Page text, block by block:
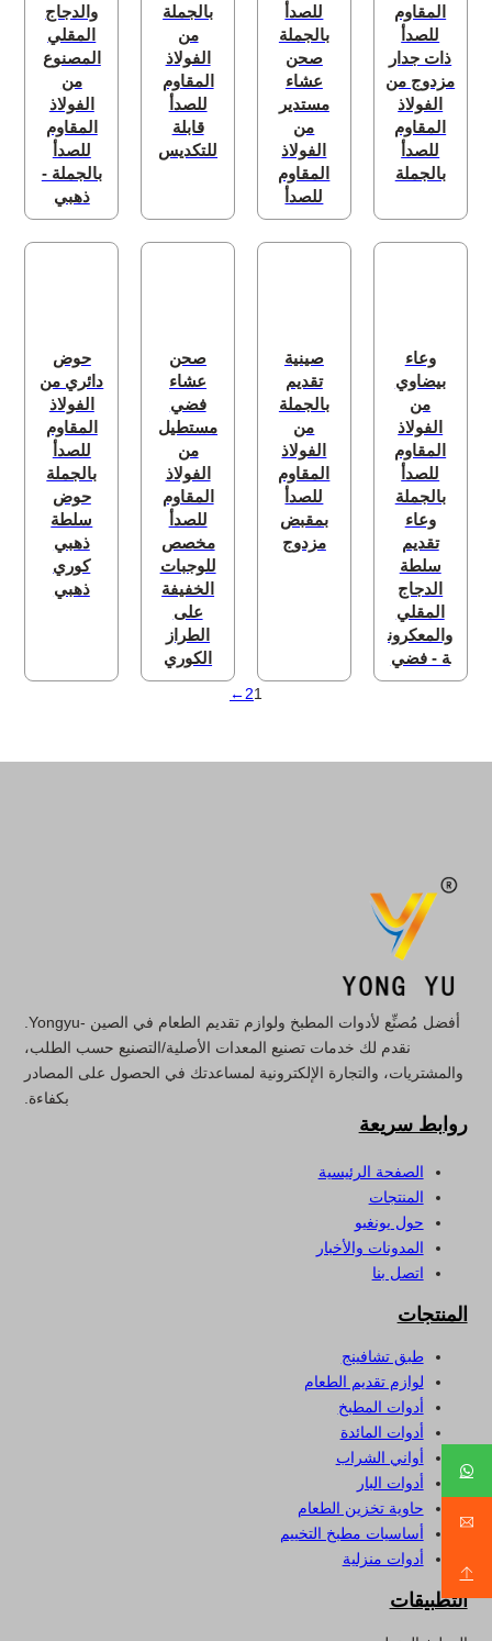
المقاوم
للصدأ
ذات جدار
مزدوج من
الفولاذ
المقاوم
للصدأ
بالجملة
للصدأ
بالجملة
صحن
عشاء
مستدير
من
الفولاذ
المقاوم
للصدأ
بالجملة
من
الفولاذ
المقاوم
للصدأ
قابلة
للتكديس
والدجاج
المقلي
المصنوع
من
الفولاذ
المقاوم
للصدأ
بالجملة -
ذهبي
وعاء
بيضاوي
من
الفولاذ
المقاوم
للصدأ
بالجملة
وعاء
تقديم
سلطة
الدجاج
المقلي
والمعكرون
ة - فضي
صينية
تقديم
بالجملة
من
الفولاذ
المقاوم
للصدأ
بمقبض
مزدوج
صحن
عشاء
فضي
مستطيل
من
الفولاذ
المقاوم
للصدأ
مخصص
للوجبات
الخفيفة
على
الطراز
الكوري
حوض
دائري من
الفولاذ
المقاوم
للصدأ
بالجملة
حوض
سلطة
ذهبي
كوري
ذهبي
1
2
→
أفضل مُصنِّع لأدوات المطبخ ولوازم تقديم الطعام في الصين -Yongyu.
نقدم لك خدمات تصنيع المعدات الأصلية/التصنيع حسب الطلب،
والمشتريات، والتجارة الإلكترونية لمساعدتك في الحصول على المصادر
بكفاءة.
روابط سريعة
الصفحة الرئيسية
المنتجات
حول يونغيو
المدونات والأخبار
اتصل بنا
المنتجات
طبق تشافينج
لوازم تقديم الطعام
أدوات المطبخ
أدوات المائدة
أواني الشراب
أدوات البار
حاوية تخزين الطعام
أساسيات مطبخ التخييم
أدوات منزلية
التطبيقات